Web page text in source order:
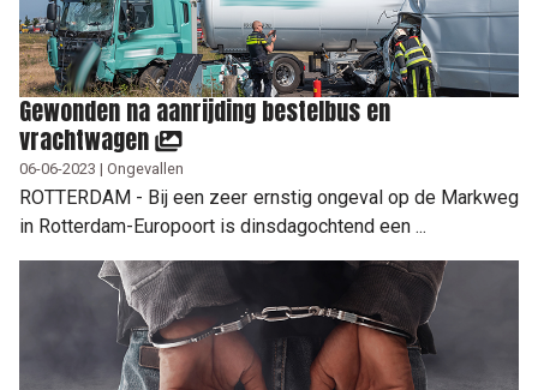
Gewonden na aanrijding bestelbus en
vrachtwagen
06-06-2023 | Ongevallen
ROTTERDAM - Bij een zeer ernstig ongeval op de Markweg
in Rotterdam-Europoort is dinsdagochtend een ...